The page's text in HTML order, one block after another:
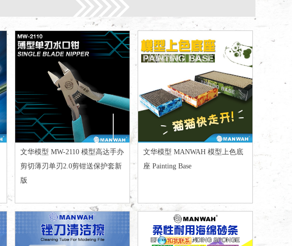
文华模型 MW-2110 模型高达手办
剪切薄刃单刃2.0剪钳送保护套新
版
文华模型 MANWAH 模型上色底
座 Painting Base